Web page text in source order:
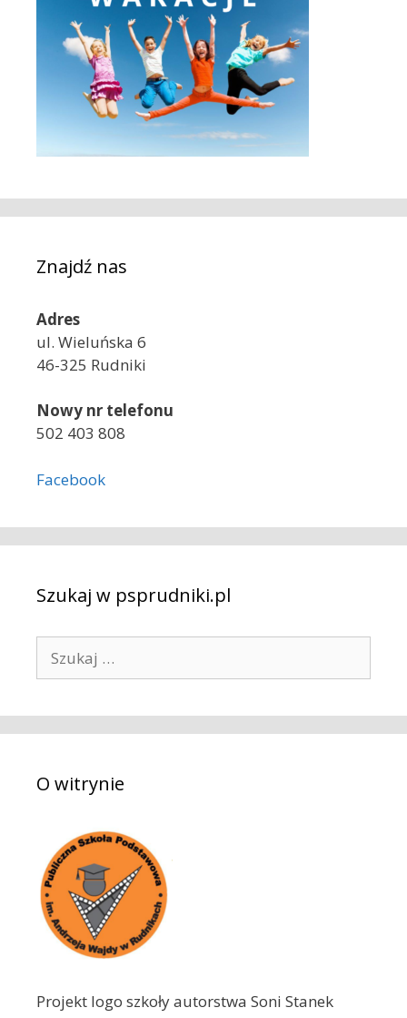
Znajdź nas
Adres
ul. Wieluńska 6
46-325 Rudniki
Nowy nr telefonu
502 403 808
Facebook
Szukaj w psprudniki.pl
k
a
:O witrynie
Projekt logo szkoły autorstwa Soni Stanek